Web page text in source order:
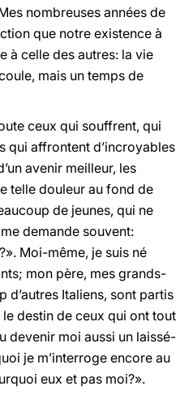
nombreuses années de
que notre existence à
à celle des autres: la vie
mais un temps de
ceux qui souffrent, qui
qui affrontent d’incroyables
avenir meilleur, les
telle douleur au fond de
de jeunes, qui ne
demande souvent:
Moi-même, je suis né
mon père, mes grands-
d’autres Italiens, sont partis
destin de ceux qui ont tout
devenir moi aussi un laissé-
je m’interroge encore au
eux et pas moi?».